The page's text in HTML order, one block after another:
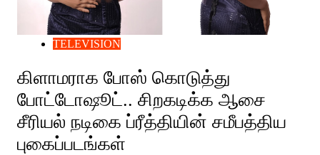
TELEVISION
கிளாமராக போஸ் கொடுத்து
போட்டோஷூட்.. சிறகடிக்க ஆசை
சீரியல் நடிகை ப்ரீத்தியின் சமீபத்திய
புகைப்படங்கள்